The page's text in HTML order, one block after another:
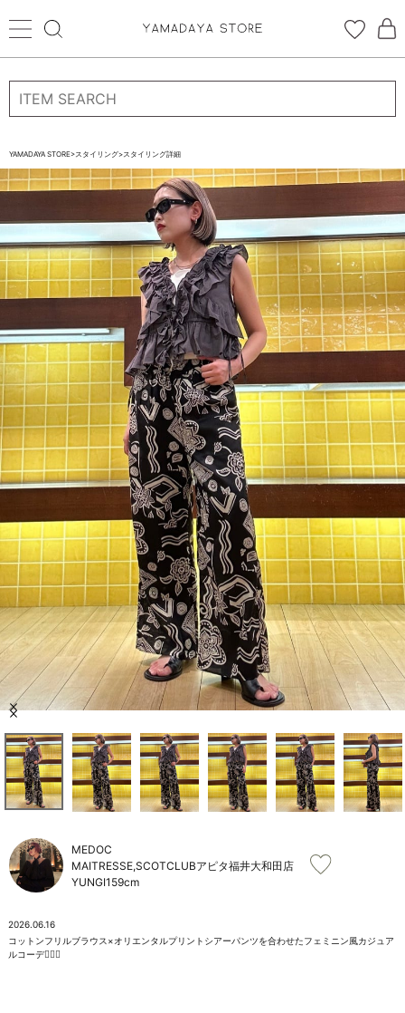
ログイン 新規会員登録
お気に入り
CATEGORYから探す
STORE BRAND・LABELから探す
新着商品
予約商品
セール商品
特集
NEWS
ブランド一覧
店舗検索
ご利用ガイド/ヘルプ
YAMADAYA STORE>スタイリング>スタイリング詳細
Item
of
10
MEDOC
MAITRESSE,SCOTCLUBアピタ福井大和田店
YUNGI159cm
2026.06.16
コットンフリルブラウス×オリエンタルプリントシアーパンツを合わせたフェミニン風カジュア
ルコーデ🧚🏻‍♀️
ログイン